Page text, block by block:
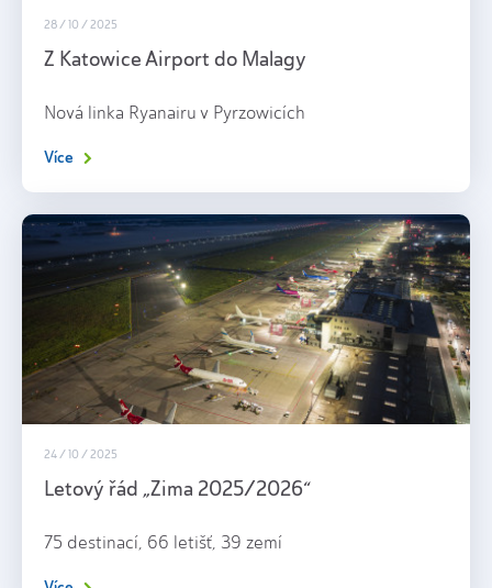
28 / 10 / 2025
Z Katowice Airport do Malagy
Nová linka Ryanairu v Pyrzowicích
Více
24 / 10 / 2025
Letový řád „Zima 2025/2026“
75 destinací, 66 letišť, 39 zemí